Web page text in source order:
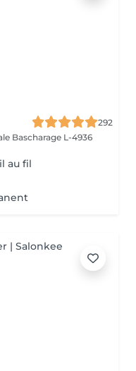
292
Bascharage L-4936
au fil